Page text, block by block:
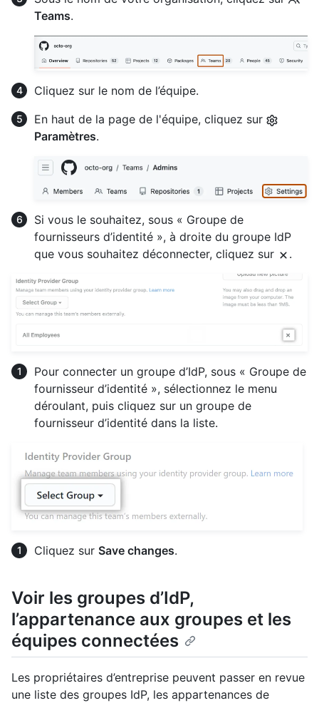
Teams.
Cliquez sur le nom de l’équipe.
En haut de la page de l'équipe, cliquez sur
Paramètres.
Si vous le souhaitez, sous « Groupe de
fournisseurs d’identité », à droite du groupe IdP
que vous souhaitez déconnecter, cliquez sur
.
Pour connecter un groupe d’IdP, sous « Groupe de
fournisseur d’identité », sélectionnez le menu
déroulant, puis cliquez sur un groupe de
fournisseur d’identité dans la liste.
Cliquez sur Save changes.
Voir les groupes d’IdP,
l’appartenance aux groupes et les
équipes connectées
Les propriétaires d’entreprise peuvent passer en revue
une liste des groupes IdP, les appartenances de